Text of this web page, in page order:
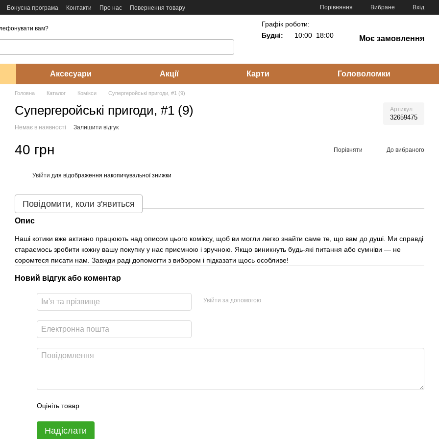
Бонусна програма Контакти Про нас
Повернення товару
Порівняння Вибране Вхід
вам?
Графік роботи:
Будні:
10:00–18:00 Моє замовлення
Аксесуари Акції Карти Головоломки
Головна Каталог Комікси Супергеройські пригоди, #1 (9)
Супергеройські пригоди, #1 (9) Артикул
32659475
Немає в наявності Залишити відгук
40 грн Порівняти До вибраного
Увійти для відображення накопичувальної знижки
Повідомити, коли з'явиться
Опис
Наші котики вже активно працюють над описом цього коміксу, щоб ви могли легко знайти саме те, що вам до душі. Ми справді
стараємось зробити кожну вашу покупку у нас приємною і зручною. Якщо виникнуть будь-які питання або сумніви — не
соромтеся писати нам. Завжди раді допомогти з вибором і підказати щось особливе!
Новий відгук або коментар
Увійти за допомогою
Оцініть товар
Надіслати